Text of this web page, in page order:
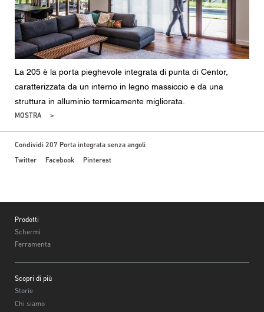
La 205 è la porta pieghevole integrata di punta di Centor,
caratterizzata da un interno in legno massiccio e da una
struttura in alluminio termicamente migliorata.
MOSTRA
Condividi 207 Porta integrata senza angoli
Twitter
Facebook Pinterest
Prodotti
Schermi
Ferramenta
Scopri di più
Storie
Chi siamo